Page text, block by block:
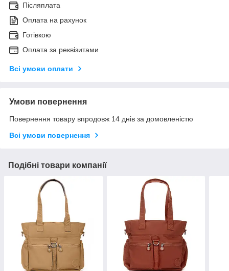
Післяплата
Оплата на рахунок
Готівкою
Оплата за реквізитами
Всі умови оплати
Умови повернення
Повернення товару впродовж 14 днів за домовленістю
Всі умови повернення
Подібні товари компанії